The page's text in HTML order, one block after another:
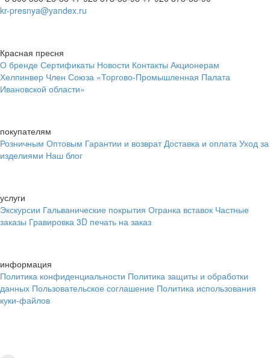
kr-presnya@yandex.ru
Красная пресня
О бренде Сертификаты Новости Контакты Акционерам
Хелпинвер Член Союза «Торгово-Промышленная Палата
Ивановской области»
покупателям
Розничным Оптовым Гарантии и возврат Доставка и оплата Уход за
изделиями Наш блог
услуги
Экскурсии Гальванические покрытия Огранка вставок Частные
заказы Гравировка 3D печать на заказ
информация
Политика конфиденциальности Политика защиты и обработки
данных Пользовательское соглашение Политика использования
куки-файлов